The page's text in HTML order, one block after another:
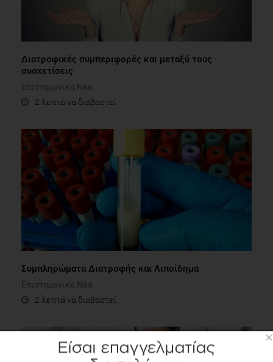
Διατροφικές συμπεριφορές και μεταξύ τους
συσχετίσεις
Επιστημονικά Νέα
2 λεπτά να διαβαστεί
Συμπληρώματα Διατροφής και Λιποίδημα
Επιστημονικά Νέα
2 λεπτά να διαβαστεί
×